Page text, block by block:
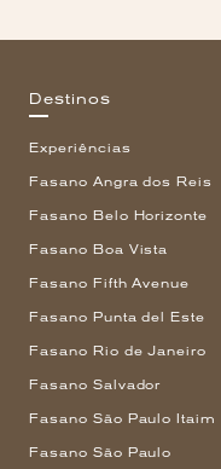
Destinos
Experiências
Fasano Angra dos Reis
Fasano Belo Horizonte
Fasano Boa Vista
Fasano Fifth Avenue
Fasano Punta del Este
Fasano Rio de Janeiro
Fasano Salvador
Fasano São Paulo Itaim
Fasano São Paulo